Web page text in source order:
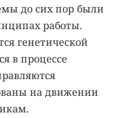
до сих пор были
работы.
генетической
в процессе
на движении